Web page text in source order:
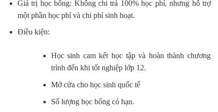
Giá trị học bổng: Không chi trả 100% học phí, nhưng hỗ trợ
một phần học phí và chi phí sinh hoạt.
Điều kiện:
Học sinh cam kết học tập và hoàn thành chương
trình đến khi tốt nghiệp lớp 12.
Mở cửa cho học sinh quốc tế
Số lượng học bổng có hạn.